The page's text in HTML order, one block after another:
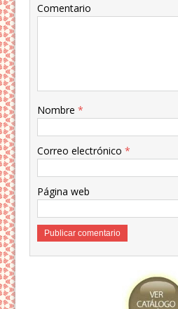
Comentario
Nombre*
Correo electrónico*
Página web